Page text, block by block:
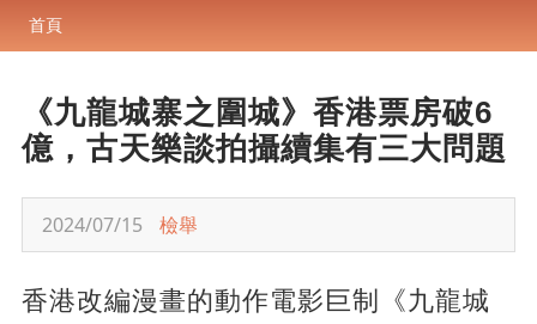
首頁
《九龍城寨之圍城》香港票房破6
億，古天樂談拍攝續集有三大問題
2024/07/15 檢舉
香港改編漫畫的動作電影巨制《九龍城